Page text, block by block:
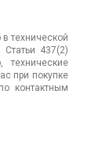
технической
437(2)
технические
при покупке
контактным